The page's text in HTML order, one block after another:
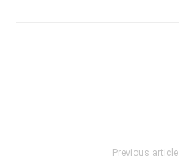
Previous article